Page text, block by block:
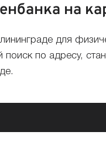
на
для
по адресу,